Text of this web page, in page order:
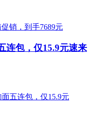
连包，仅15.9元速来